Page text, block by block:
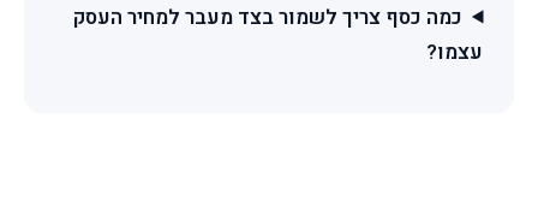
כמה כסף צריך לשמור בצד מעבר למחיר העסק
עצמו?